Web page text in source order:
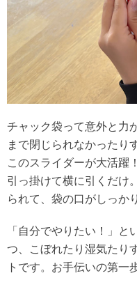
チャック袋って意外と力
まで閉じられなかったり
このスライダーが大活
引っ掛けて横に引くだけ
られて、袋の口がしっか
「自分でやりたい！」
つ、こぼれたり湿気たり
トです。お手伝いの第